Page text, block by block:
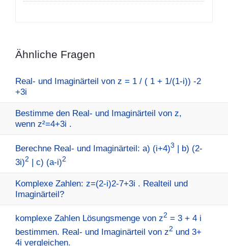
Ähnliche Fragen
Real- und Imaginärteil von z = 1 / ( 1 + 1/(1-i)) -2
+3i
Bestimme den Real- und Imaginärteil von z,
wenn z²=4+3i .
Berechne Real- und Imaginärteil: a) (i+4)3 | b) (2-
3i)2 | c) (a-i)2
Komplexe Zahlen: z=(2-i)2-7+3i . Realteil und
Imaginärteil?
komplexe Zahlen Lösungsmenge von z2 = 3 + 4 i
bestimmen. Real- und Imaginärteil von z2 und 3+
4i vergleichen.